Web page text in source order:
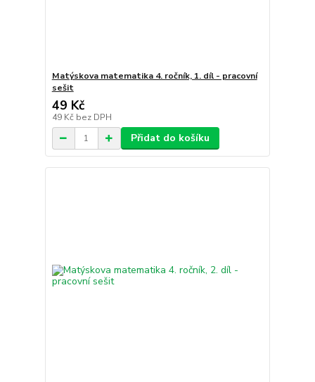
Matýskova matematika 4. ročník, 1. díl - pracovní
sešit
49 Kč
49 Kč bez DPH
Přidat do košíku